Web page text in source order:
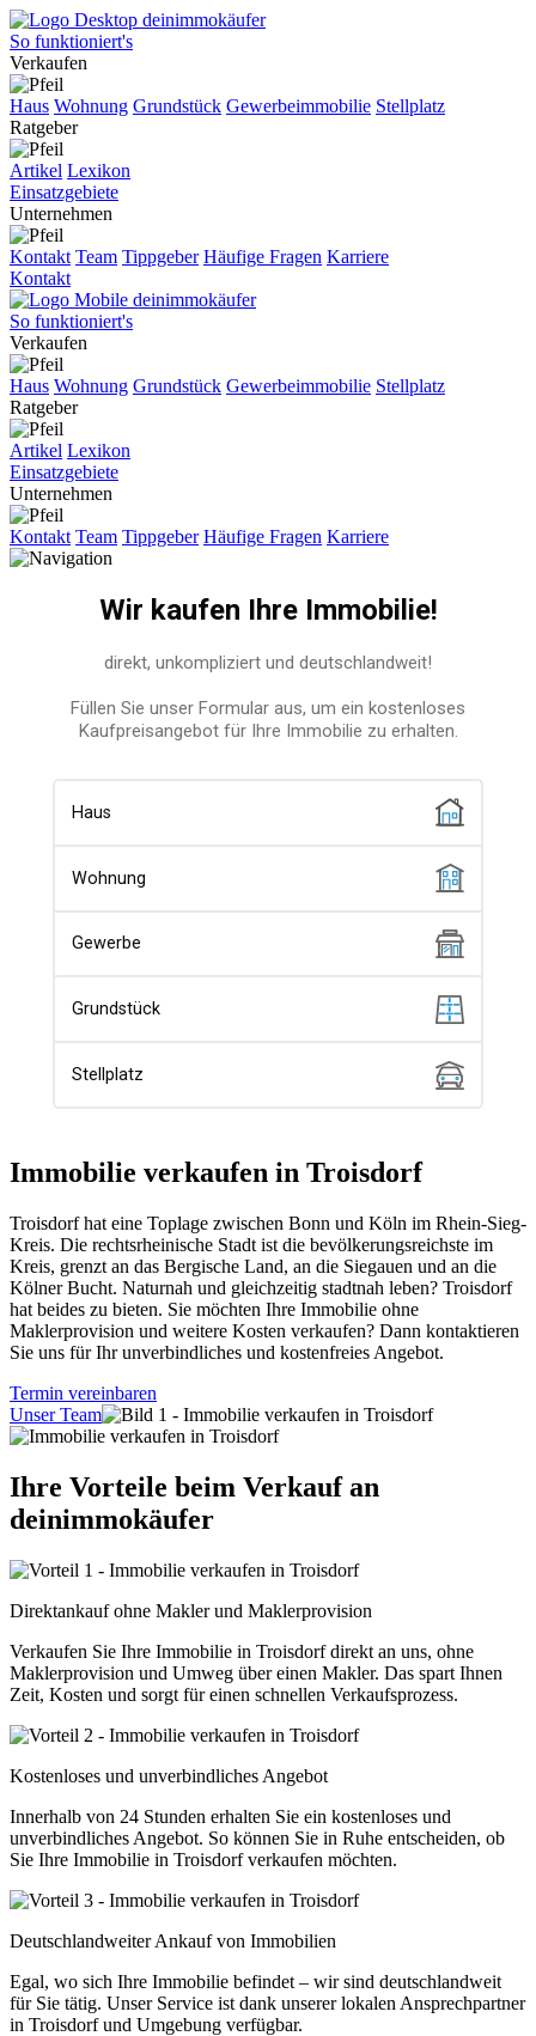
So funktioniert's
Verkaufen
Haus Wohnung Grundstück Gewerbeimmobilie Stellplatz
Ratgeber
Artikel Lexikon
Einsatzgebiete
Unternehmen
Kontakt Team Tippgeber Häufige Fragen Karriere
Kontakt
So funktioniert's
Verkaufen
Haus Wohnung Grundstück Gewerbeimmobilie Stellplatz
Ratgeber
Artikel Lexikon
Einsatzgebiete
Unternehmen
Kontakt Team Tippgeber Häufige Fragen Karriere
Immobilie verkaufen in Troisdorf
Troisdorf hat eine Toplage zwischen Bonn und Köln im Rhein-Sieg-
Kreis. Die rechtsrheinische Stadt ist die bevölkerungsreichste im
Kreis, grenzt an das Bergische Land, an die Siegauen und an die
Kölner Bucht. Naturnah und gleichzeitig stadtnah leben? Troisdorf
hat beides zu bieten. Sie möchten Ihre Immobilie ohne
Maklerprovision und weitere Kosten verkaufen? Dann kontaktieren
Sie uns für Ihr unverbindliches und kostenfreies Angebot.
Termin vereinbaren
Unser Team
Ihre Vorteile beim Verkauf an
deinimmokäufer
Direktankauf ohne Makler und Maklerprovision
Verkaufen Sie Ihre Immobilie in Troisdorf direkt an uns, ohne
Maklerprovision und Umweg über einen Makler. Das spart Ihnen
Zeit, Kosten und sorgt für einen schnellen Verkaufsprozess.
Kostenloses und unverbindliches Angebot
Innerhalb von 24 Stunden erhalten Sie ein kostenloses und
unverbindliches Angebot. So können Sie in Ruhe entscheiden, ob
Sie Ihre Immobilie in Troisdorf verkaufen möchten.
Deutschlandweiter Ankauf von Immobilien
Egal, wo sich Ihre Immobilie befindet – wir sind deutschlandweit
für Sie tätig. Unser Service ist dank unserer lokalen Ansprechpartner
in Troisdorf und Umgebung verfügbar.